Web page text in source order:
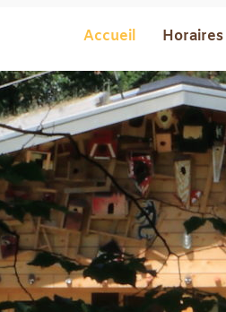
Accueil Horaires